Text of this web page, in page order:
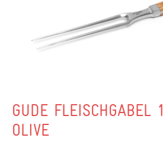
GÜDE FLEISCHGABEL
OLIVE